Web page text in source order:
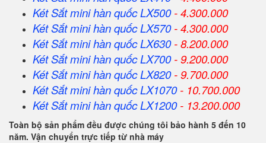
Két Sắtmini hàn quốcLX500- 4.300.000
Két Sắtmini hàn quốcLX570- 4.300.000
Két Sắtmini hàn quốcLX630- 8.200.000
Két Sắtmini hàn quốcLX700- 9.200.000
Két Sắtmini hàn quốcLX820- 9.700.000
Két Sắtmini hàn quốcLX1070- 10.700.000
Két Sắtmini hàn quốcLX1200- 13.200.000
Toàn bộ sản phẩm đều được chúng tôi bảo hành 5 đến 10
năm. Vận chuyển trực tiếp từ nhà máy